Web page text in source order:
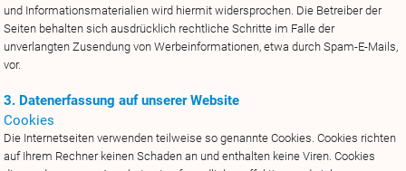
und Informationsmaterialien wird hiermit widersprochen. Die Betreiber der
Seiten behalten sich ausdrücklich rechtliche Schritte im Falle der
unverlangten Zusendung von Werbeinformationen, etwa durch Spam-E-Mails,
vor.
3. Datenerfassung auf unserer Website
Cookies
Die Internetseiten verwenden teilweise so genannte Cookies. Cookies richten
auf Ihrem Rechner keinen Schaden an und enthalten keine Viren. Cookies